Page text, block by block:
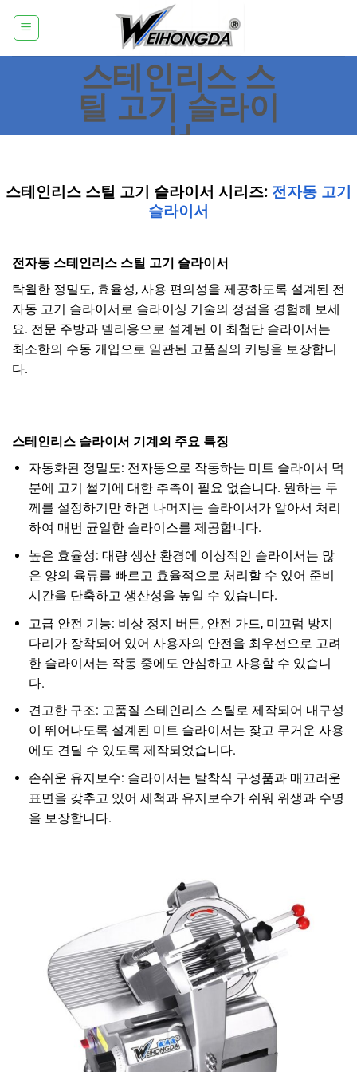
스테인리스 스
틸 고기 슬라이
서
스테인리스 스틸 고기 슬라이서 시리즈: 전자동 고기
슬라이서
전자동 스테인리스 스틸 고기 슬라이서
탁월한 정밀도, 효율성, 사용 편의성을 제공하도록 설계된 전
자동 고기 슬라이서로 슬라이싱 기술의 정점을 경험해 보세
요. 전문 주방과 델리용으로 설계된 이 최첨단 슬라이서는
최소한의 수동 개입으로 일관된 고품질의 커팅을 보장합니
다.
스테인리스 슬라이서 기계의 주요 특징
자동화된 정밀도: 전자동으로 작동하는 미트 슬라이서 덕
분에 고기 썰기에 대한 추측이 필요 없습니다. 원하는 두
께를 설정하기만 하면 나머지는 슬라이서가 알아서 처리
하여 매번 균일한 슬라이스를 제공합니다.
높은 효율성: 대량 생산 환경에 이상적인 슬라이서는 많
은 양의 육류를 빠르고 효율적으로 처리할 수 있어 준비
시간을 단축하고 생산성을 높일 수 있습니다.
고급 안전 기능: 비상 정지 버튼, 안전 가드, 미끄럼 방지
다리가 장착되어 있어 사용자의 안전을 최우선으로 고려
한 슬라이서는 작동 중에도 안심하고 사용할 수 있습니
다.
견고한 구조: 고품질 스테인리스 스틸로 제작되어 내구성
이 뛰어나도록 설계된 미트 슬라이서는 잦고 무거운 사용
에도 견딜 수 있도록 제작되었습니다.
손쉬운 유지보수: 슬라이서는 탈착식 구성품과 매끄러운
표면을 갖추고 있어 세척과 유지보수가 쉬워 위생과 수명
을 보장합니다.